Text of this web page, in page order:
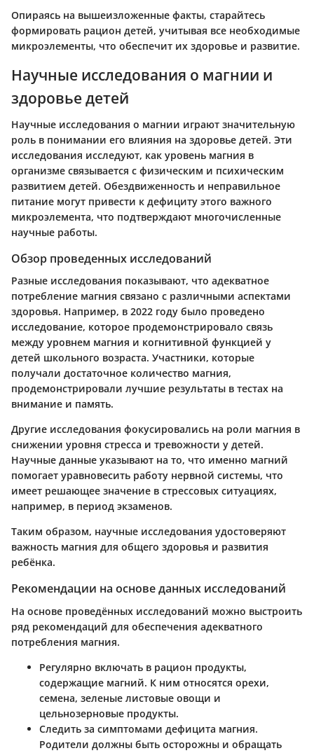
Опираясь на вышеизложенные факты, старайтесь
формировать рацион детей, учитывая все необходимые
микроэлементы, что обеспечит их здоровье и развитие.
Научные исследования о магнии и
здоровье детей
Научные исследования о магнии играют значительную
роль в понимании его влияния на здоровье детей. Эти
исследования исследуют, как уровень магния в
организме связывается с физическим и психическим
развитием детей. Обездвиженность и неправильное
питание могут привести к дефициту этого важного
микроэлемента, что подтверждают многочисленные
научные работы.
Обзор проведенных исследований
Разные исследования показывают, что адекватное
потребление магния связано с различными аспектами
здоровья. Например, в 2022 году было проведено
исследование, которое продемонстрировало связь
между уровнем магния и когнитивной функцией у
детей школьного возраста. Участники, которые
получали достаточное количество магния,
продемонстрировали лучшие результаты в тестах на
внимание и память.
Другие исследования фокусировались на роли магния в
снижении уровня стресса и тревожности у детей.
Научные данные указывают на то, что именно магний
помогает уравновесить работу нервной системы, что
имеет решающее значение в стрессовых ситуациях,
например, в период экзаменов.
Таким образом, научные исследования удостоверяют
важность магния для общего здоровья и развития
ребёнка.
Рекомендации на основе данных исследований
На основе проведённых исследований можно выстроить
ряд рекомендаций для обеспечения адекватного
потребления магния.
Регулярно включать в рацион продукты,
содержащие магний. К ним относятся орехи,
семена, зеленые листовые овощи и
цельнозерновые продукты.
Следить за симптомами дефицита магния.
Родители должны быть осторожны и обращать